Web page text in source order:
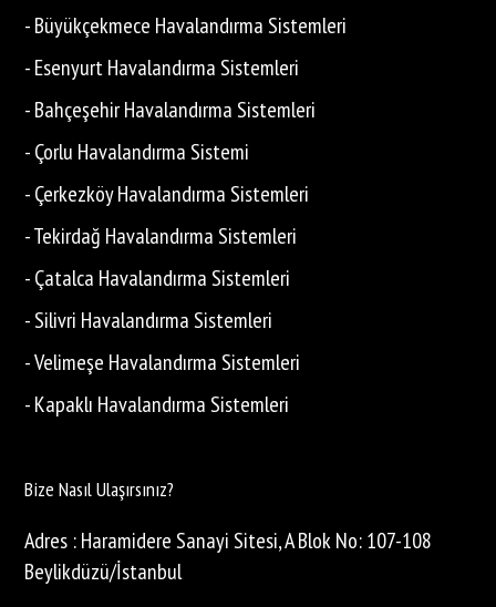
- Büyükçekmece Havalandırma Sistemleri
- Esenyurt Havalandırma Sistemleri
- Bahçeşehir Havalandırma Sistemleri
- Çorlu Havalandırma Sistemi
- Çerkezköy Havalandırma Sistemleri
- Tekirdağ Havalandırma Sistemleri
- Çatalca Havalandırma Sistemleri
- Silivri Havalandırma Sistemleri
- Velimeşe Havalandırma Sistemleri
- Kapaklı Havalandırma Sistemleri
Bize Nasıl Ulaşırsınız?
Adres : Haramidere Sanayi Sitesi, A Blok No: 107-108
Beylikdüzü/İstanbul